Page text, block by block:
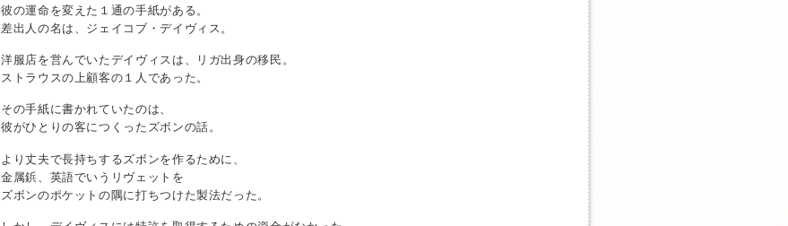
彼の運命を変えた１通の手紙がある。
差出人の名は、ジェイコブ・デイヴィス。
洋服店を営んでいたデイヴィスは、リガ出身の移民。
ストラウスの上顧客の１人であった。
その手紙に書かれていたのは、
彼がひとりの客につくったズボンの話。
より丈夫で長持ちするズボンを作るために、
金属鋲、英語でいうリヴェットを
ズボンのポケットの隅に打ちつけた製法だった。